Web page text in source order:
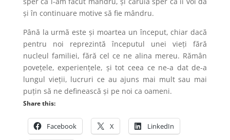
și în continuare motive să fie mândru.
Până la urmă este și moartea un început, chiar dacă
pentru noi reprezintă începutul unei vieți fără
nucleul familiei, fără cel ce ne alina mereu. Rămân
povețele, experiențele, și tot ceea ce ne-a dat de-a
lungul vieții, lucruri ce au ajuns mai mult sau mai
puțin să ne definească și pe noi ca oameni.
Share this:
Facebook X LinkedIn